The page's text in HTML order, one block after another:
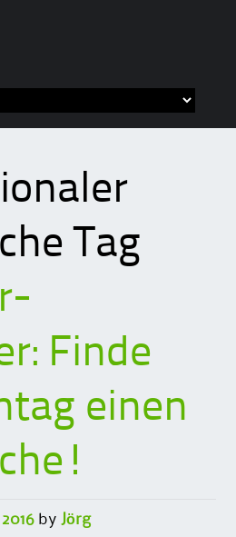
Tag
Finde
einen
by Jörg